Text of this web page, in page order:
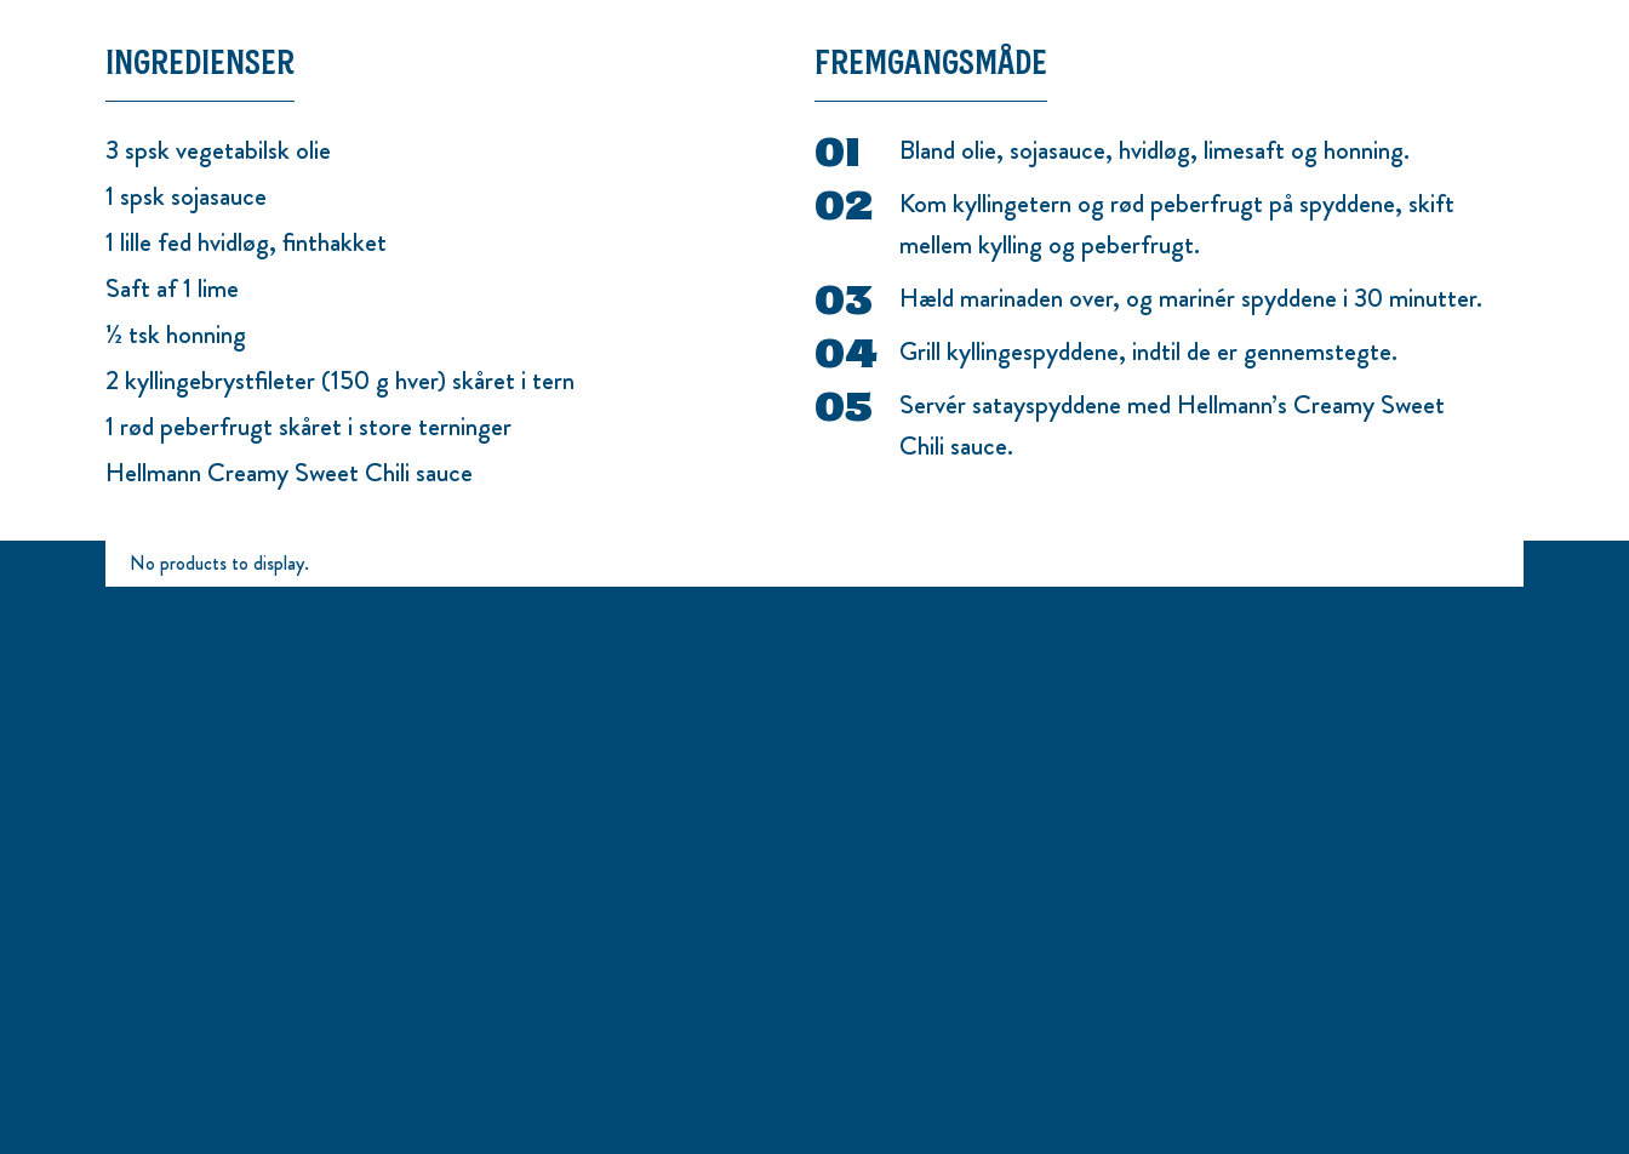
INGREDIENSER
3 spsk vegetabilsk olie
1 spsk sojasauce
1 lille fed hvidløg, finthakket
Saft af 1 lime
½ tsk honning
2 kyllingebrystfileter (150 g hver) skåret i tern
1 rød peberfrugt skåret i store terninger
Hellmann Creamy Sweet Chili sauce
FREMGANGSMÅDE
Bland olie, sojasauce, hvidløg, limesaft og honning.
Kom kyllingetern og rød peberfrugt på spyddene, skift
mellem kylling og peberfrugt.
Hæld marinaden over, og marinér spyddene i 30 minutter.
Grill kyllingespyddene, indtil de er gennemstegte.
Servér satayspyddene med Hellmann’s Creamy Sweet
Chili sauce.
No products to display.